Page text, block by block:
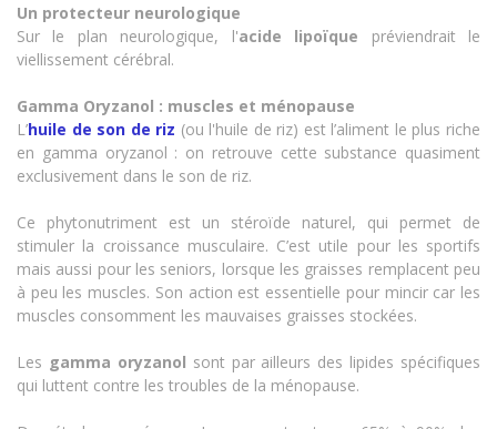
Un protecteur neurologique
Sur le plan neurologique, l'acide lipoïque
préviendrait le
viellissement cérébral.
Gamma Oryzanol : muscles et ménopause
L’huile de son de riz (ou l'huile de riz) est l’aliment le plus riche
en gamma oryzanol : on retrouve cette substance quasiment
exclusivement dans le son de riz.
Ce phytonutriment est un stéroïde naturel, qui permet de
stimuler la croissance musculaire. C’est utile pour les sportifs
mais aussi pour les seniors, lorsque les graisses remplacent peu
à peu les muscles. Son action est essentielle pour mincir car les
muscles consomment les mauvaises graisses stockées.
Les gamma oryzanol sont par ailleurs des lipides spécifiques
qui luttent contre les troubles de la ménopause.